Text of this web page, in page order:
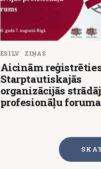
ESILV ZIŅAS
Aicinām
Starptautiskajās
organizācijās
profesionāļu